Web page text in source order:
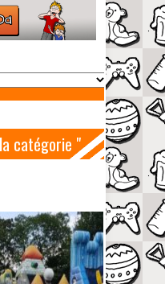
catégorie "